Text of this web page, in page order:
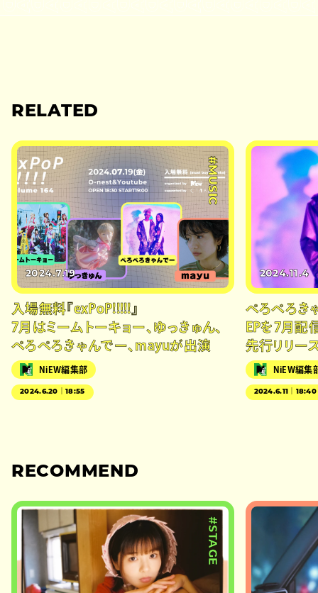
RELATED
#MUSIC
2024.7.19
入場無料『exPoP!!!!!』
7月はミームトーキョー、ゆっきゅん、
ぺろぺろきゃんでー、mayuが出演
NiEW編集部
2024.6.20｜18:55
2024.11.4
ぺろぺろき
EPを7月配
先行リリー
NiEW編集
2024.6.11｜18:40
RECOMMEND
#STAGE